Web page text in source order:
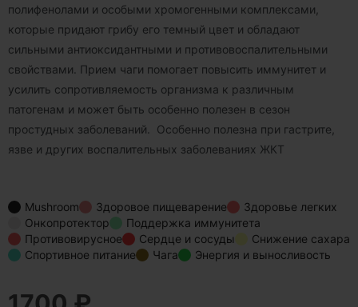
полифенолами и особыми хромогенными комплексами,
которые придают грибу его темный цвет и обладают
сильными антиоксидантными и противовоспалительными
свойствами. Прием чаги помогает повысить иммунитет и
усилить сопротивляемость организма к различным
патогенам и может быть особенно полезен в сезон
простудных заболеваний. Особенно полезна при гастрите,
язве и других воспалительных заболеваниях ЖКТ
Mushroom Здоровое пищеварение
Здоровье легких
Онкопротектор
Поддержка иммунитета
Противовирусное
Сердце и сосуды
Снижение сахара
Спортивное питание
Чага Энергия и выносливость